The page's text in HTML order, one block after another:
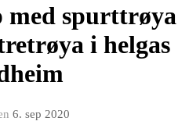
spurttrøya
i helgas
6. sep 2020